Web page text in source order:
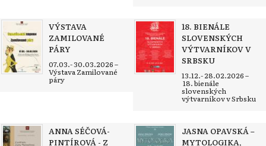
VÝSTAVA
ZAMILOVANÉ
PÁRY
07.03.- 30.03.2026 –
Výstava Zamilované
páry
18. BIENÁLE
SLOVENSKÝCH
VÝTVARNÍKOV V
SRBSKU
13.12.- 28.02.2026 –
18. bienále
slovenských
výtvarníkov v Srbsku
ANNA SÉČOVÁ-
PINTÍROVÁ - Z
JASNA OPAVSKÁ –
MYTOLOGIKA,